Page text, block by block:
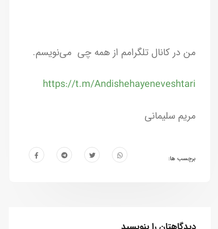
من در کانال تلگرامم از همه چی می‌نویسم.
https://t.m/Andishehayeneveshtari
مریم سلیمانی
برچسب ها: